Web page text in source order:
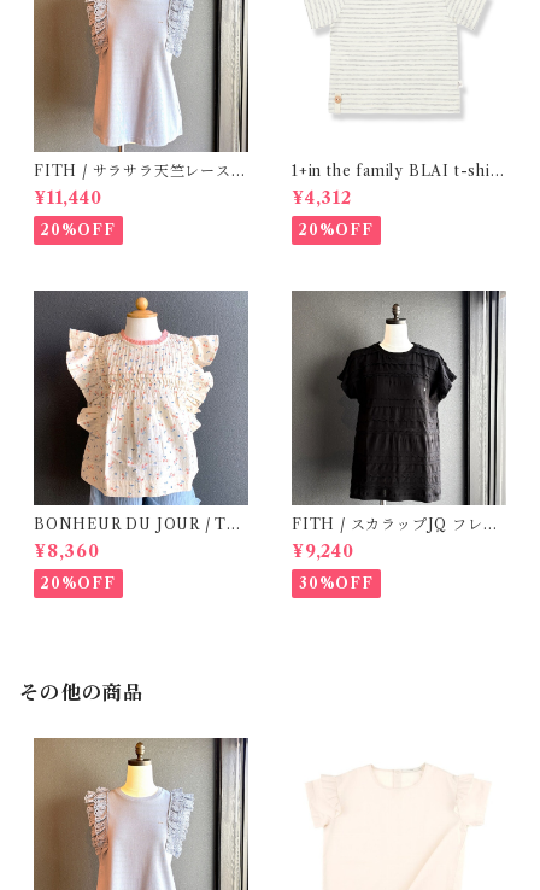
FITH / サラサラ天竺レースT
シャツ (BL) / 145・155
¥11,440
20%OFF
1+in the family BLAI t-shirt
(Grey)
¥4,312
20%OFF
BONHEUR DU JOUR / TO
SCANE BlOUSE (Rose 2~6
Y)
¥8,360
20%OFF
FITH / スカラップJQ フレン
チスリーブTシャツ (Black) /
Size 1・2
¥9,240
30%OFF
その他の商品